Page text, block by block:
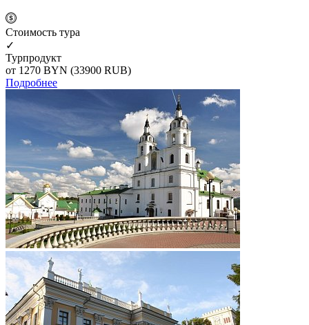
Cтоимость тура
✓
Турпродукт
от 1270 BYN (33900 RUB)
Подробнее